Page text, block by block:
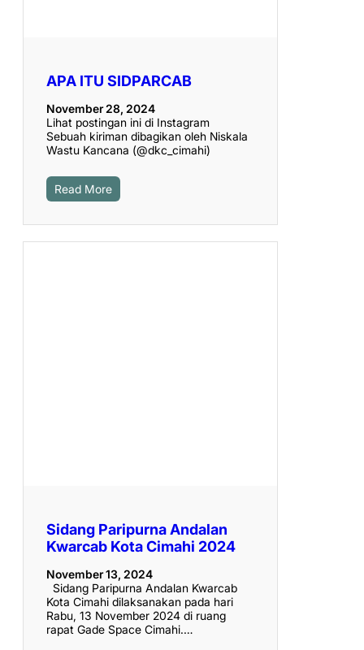
APA ITU SIDPARCAB
November 28, 2024
Lihat postingan ini di Instagram
Sebuah kiriman dibagikan oleh Niskala
Wastu Kancana (@dkc_cimahi)
Read More
Sidang Paripurna Andalan
Kwarcab Kota Cimahi 2024
November 13, 2024
Sidang Paripurna Andalan Kwarcab
Kota Cimahi dilaksanakan pada hari
Rabu, 13 November 2024 di ruang
rapat Gade Space Cimahi.…